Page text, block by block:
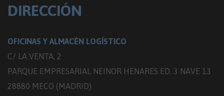
DIRECCIÓN
OFICINAS Y ALMACÉN LOGÍSTICO
C/ LA VENTA, 2
PARQUE EMPRESARIAL NEINOR HENARES ED. 3 NAVE 13
28880 MECO (MADRID)